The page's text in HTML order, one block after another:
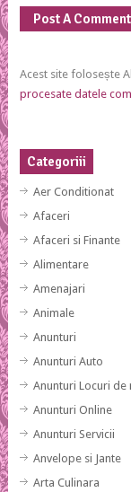
Post A Comment
Acest site folosește
procesate datele
Categoriii
Aer Conditionat
Afaceri
Afaceri si Finante
Alimentare
Amenajari
Animale
Anunturi
Anunturi Auto
Anunturi Locuri de
Anunturi Online
Anunturi Servicii
Anvelope si Jante
Arta Culinara